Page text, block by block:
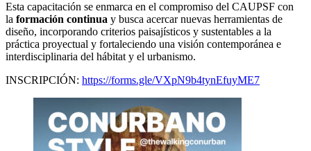
Esta capacitación se enmarca en el compromiso del CAUPSF con
la formación continua y busca acercar nuevas herramientas de
diseño, incorporando criterios paisajísticos y sustentables a la
práctica proyectual y fortaleciendo una visión contemporánea e
interdisciplinaria del hábitat y el urbanismo.
INSCRIPCIÓN: https://forms.gle/VXpN9b4tynEfuyME7